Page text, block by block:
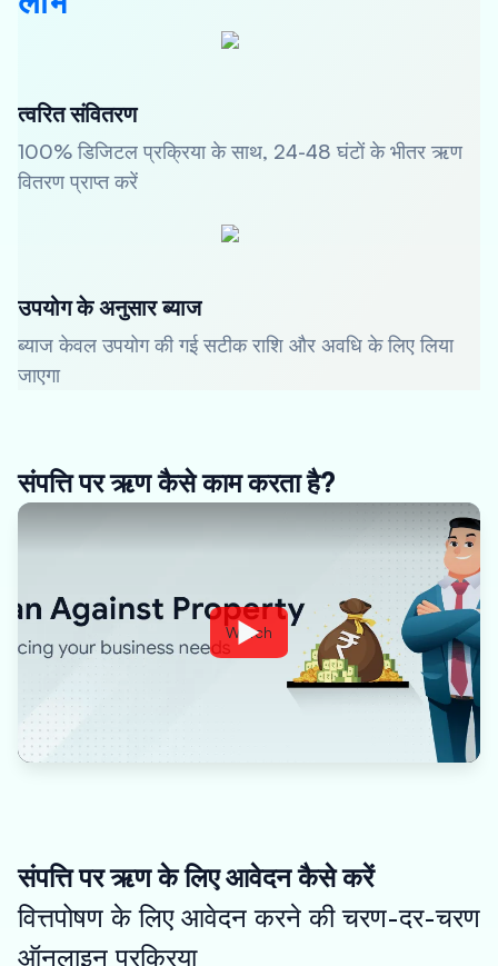
त्वरित संवितरण
100% डिजिटल प्रक्रिया के साथ, 24-48 घंटों के भीतर ऋण
वितरण प्राप्त करें
उपयोग के अनुसार ब्याज
ब्याज केवल उपयोग की गई सटीक राशि और अवधि के लिए लिया
जाएगा
संपत्ति पर ऋण कैसे काम करता है?
Watch
संपत्ति पर ऋण के लिए आवेदन कैसे करें
वित्तपोषण के लिए आवेदन करने की चरण-दर-चरण
ऑनलाइन प्रक्रिया